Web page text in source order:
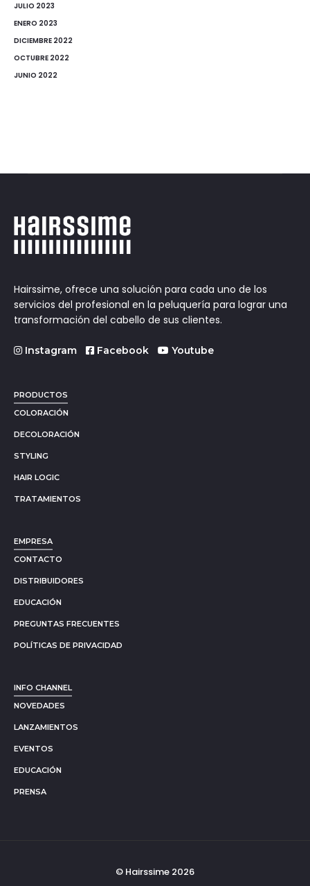
JULIO 2023
ENERO 2023
DICIEMBRE 2022
OCTUBRE 2022
JUNIO 2022
Hairssime, ofrece una solución para cada uno de los
servicios del profesional en la peluquería para lograr una
transformación del cabello de sus clientes.
Instagram Facebook Youtube
PRODUCTOS
COLORACIÓN
DECOLORACIÓN
STYLING
HAIR LOGIC
TRATAMIENTOS
EMPRESA
CONTACTO
DISTRIBUIDORES
EDUCACIÓN
PREGUNTAS FRECUENTES
POLÍTICAS DE PRIVACIDAD
INFO CHANNEL
NOVEDADES
LANZAMIENTOS
EVENTOS
EDUCACIÓN
PRENSA
© Hairssime 2026